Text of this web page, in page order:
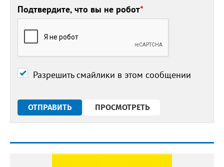
Подтвердите, что вы не робот*
Разрешить смайлики в этом сообщении